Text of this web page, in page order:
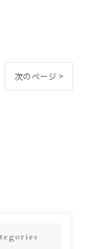
次のページ >